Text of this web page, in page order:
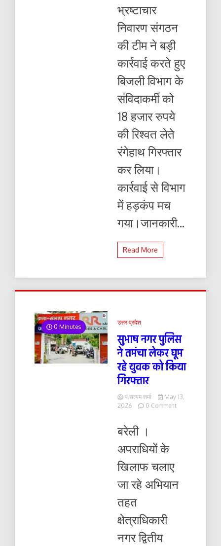
विभाग
हाथ
गिरफ्तार
भ्रष्टाचार
निवारण संगठन
की टीम ने बड़ी
कार्रवाई करते हुए
बिजली विभाग के
संविदाकर्मी को
18 हजार रुपये
की रिश्वत लेते
रंगेहाथ गिरफ्तार
कर लिया।
कार्रवाई से विभाग
में हड़कंप मच
गया।जानकारी...
Read More
0 Minutes
उत्तर प्रदेश
सुभाष नगर पुलिस
ने तमंचा लेकर घूम
रहे युवक को किया
गिरफ्तार
पं.सत्यम शर्मा
May 13,
2026
0 Commenton
युवक
बरेली ।
अपराधियों के
खिलाफ चलाए
जा रहे अभियान
तहत
क्षेत्राधिकारी
नगर द्वितीय